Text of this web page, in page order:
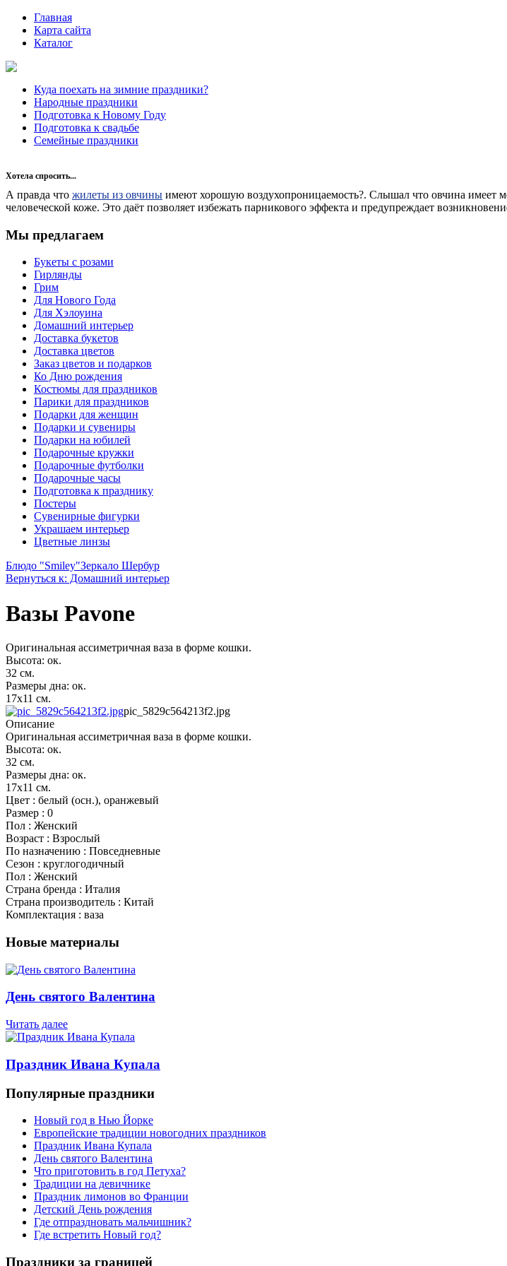
Главная
Карта сайта
Каталог
Куда поехать на зимние праздники?
Народные праздники
Подготовка к Новому Году
Подготовка к свадьбе
Семейные праздники
Хотела спросить...
А правда что жилеты из овчины имеют хорошую воздухопроницаемость?. Слышал что овчина имеет
человеческой коже. Это даёт позволяет избежать парникового эффекта и предупреждает
Мы предлагаем
Букеты с розами
Гирлянды
Грим
Для Нового Года
Для Хэлоуина
Домашний интерьер
Доставка букетов
Доставка цветов
Заказ цветов и подарков
Ко Дню рождения
Костюмы для праздников
Парики для праздников
Подарки для женщин
Подарки и сувениры
Подарки на юбилей
Подарочные кружки
Подарочные футболки
Подарочные часы
Подготовка к празднику
Постеры
Сувенирные фигурки
Украшаем интерьер
Цветные линзы
Блюдо "Smiley"Зеркало Шербур
Вернуться к: Домашний интерьер
Вазы Pavone
Оригинальная ассиметричная ваза в форме кошки.
Высота: ок.
32 см.
Размеры дна: ок.
17х11 см.
pic_5829c564213f2.jpg
Описание
Оригинальная ассиметричная ваза в форме кошки.
Высота: ок.
32 см.
Размеры дна: ок.
17х11 см.
Цвет : белый (осн.), оранжевый
Размер : 0
Пол : Женский
Возраст : Взрослый
По назначению : Повседневные
Сезон : круглогодичный
Пол : Женский
Страна бренда : Италия
Страна производитель : Китай
Комплектация : ваза
Новые материалы
День святого Валентина
Читать далее
Праздник Ивана Купала
Популярные праздники
Новый год в Нью Йорке
Европейские традиции новогодних праздников
Праздник Ивана Купала
День святого Валентина
Что приготовить в год Петуха?
Традиции на девичнике
Праздник лимонов во Франции
Детский День рождения
Где отпраздновать мальчишник?
Где встретить Новый год?
Праздники за границей